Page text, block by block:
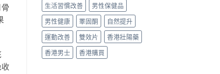
生活習慣改善
男性保健品
男性健康
睪固酮
自然提升
運動改善
雙效片
香港壯陽藥
香港男士
香港購買